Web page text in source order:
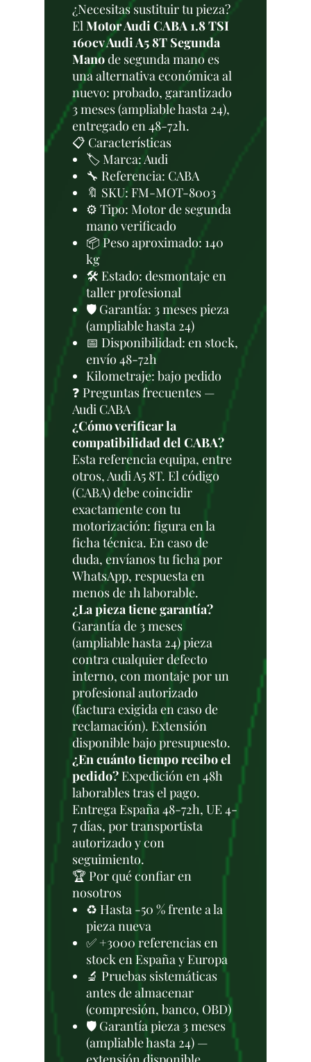
¿Necesitas sustituir tu pieza?
ElMotor Audi CABA 1.8 TSI
160cv Audi A5 8T Segunda
Manode segunda mano es
una alternativa económica al
nuevo: probado, garantizado
3 meses (ampliable hasta 24),
entregado en 48-72h.
📋 Características
🏷️ Marca: Audi
🔧 Referencia: CABA
🔖 SKU: FM-MOT-8003
⚙️ Tipo: Motor de segunda
mano verificado
📦 Peso aproximado: 140
kg
🛠 Estado: desmontaje en
taller profesional
🛡️ Garantía: 3 meses pieza
(ampliable hasta 24)
📅 Disponibilidad: en stock,
envío 48-72h
Kilometraje: bajo pedido
❓ Preguntas frecuentes —
Audi CABA
¿Cómo verificar la
compatibilidad del CABA?
Esta referencia equipa, entre
otros, Audi A5 8T. El código
(CABA) debe coincidir
exactamente con tu
motorización: figura en la
ficha técnica. En caso de
duda, envíanos tu ficha por
WhatsApp, respuesta en
menos de 1h laborable.
¿La pieza tiene garantía?
Garantía de 3 meses
(ampliable hasta 24) pieza
contra cualquier defecto
interno, con montaje por un
profesional autorizado
(factura exigida en caso de
reclamación). Extensión
disponible bajo presupuesto.
¿En cuánto tiempo recibo el
pedido? Expedición en 48h
laborables tras el pago.
Entrega España 48-72h, UE 4-
7 días, por transportista
autorizado y con
seguimiento.
🏆 Por qué confiar en
nosotros
♻️ Hasta -50 % frente a la
pieza nueva
✅ +3000 referencias en
stock en España y Europa
🔬 Pruebas sistemáticas
antes de almacenar
(compresión, banco, OBD)
🛡️ Garantía pieza 3 meses
(ampliable hasta 24) —